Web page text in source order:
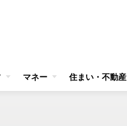
マネー 住まい・不動産